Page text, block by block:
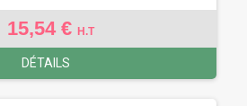
15,54 € H.T
DÉTAILS